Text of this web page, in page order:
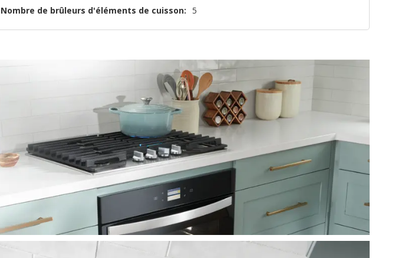
Nombre de brûleurs d'éléments de cuisson: 5